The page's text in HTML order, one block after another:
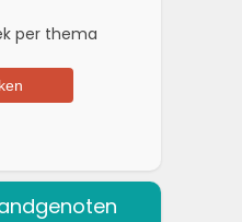
per thema